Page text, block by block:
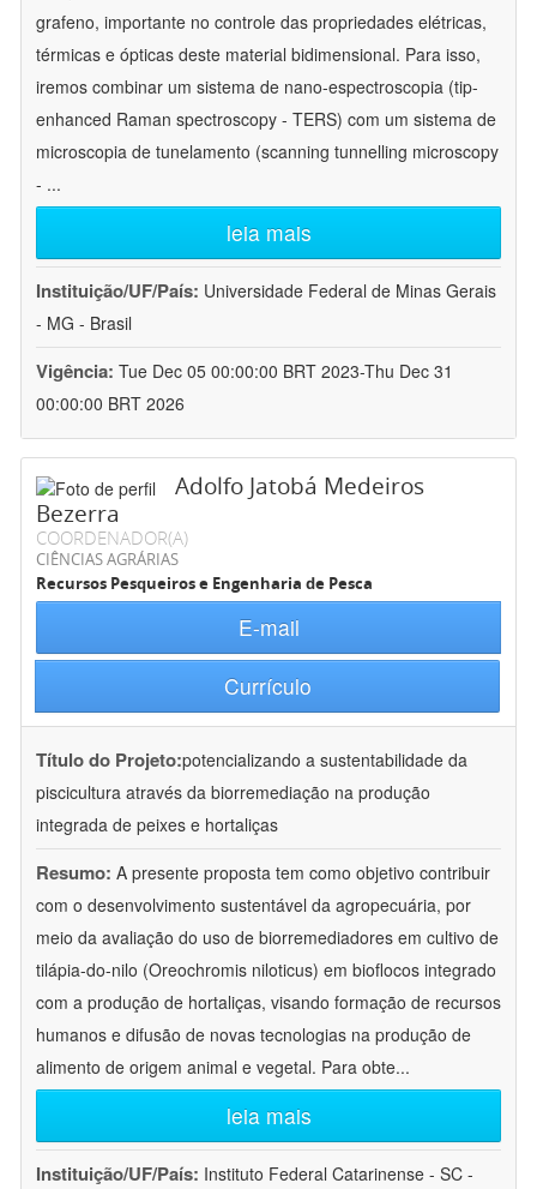
grafeno, importante no controle das propriedades elétricas,
térmicas e ópticas deste material bidimensional. Para isso,
iremos combinar um sistema de nano-espectroscopia (tip-
enhanced Raman spectroscopy - TERS) com um sistema de
microscopia de tunelamento (scanning tunnelling microscopy
- ...
leia mais
Instituição/UF/País: Universidade Federal de Minas Gerais
- MG - Brasil
Vigência: Tue Dec 05 00:00:00 BRT 2023-Thu Dec 31
00:00:00 BRT 2026
Adolfo Jatobá Medeiros
Bezerra
COORDENADOR(A)
CIÊNCIAS AGRÁRIAS
Recursos Pesqueiros e Engenharia de Pesca
E-mail
Currículo
Título do Projeto:potencializando a sustentabilidade da
piscicultura através da biorremediação na produção
integrada de peixes e hortaliças
Resumo: A presente proposta tem como objetivo contribuir
com o desenvolvimento sustentável da agropecuária, por
meio da avaliação do uso de biorremediadores em cultivo de
tilápia-do-nilo (Oreochromis niloticus) em bioflocos integrado
com a produção de hortaliças, visando formação de recursos
humanos e difusão de novas tecnologias na produção de
alimento de origem animal e vegetal. Para obte...
leia mais
Instituição/UF/País: Instituto Federal Catarinense - SC -